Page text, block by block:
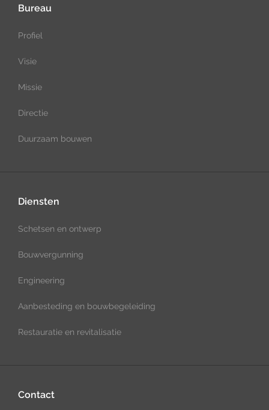
Bureau
Profiel
Visie
Missie
Directie
Duurzaam bouwen
Diensten
Schetsen en ontwerp
Bouwvergunning
Engineering
Aanbesteding en bouwbegeleiding
Restauratie en revitalisatie
Contact